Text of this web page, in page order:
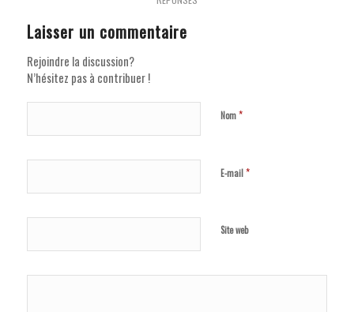
Laisser un commentaire
Rejoindre la discussion?
N’hésitez pas à contribuer !
Nom*
E-mail*
Site web